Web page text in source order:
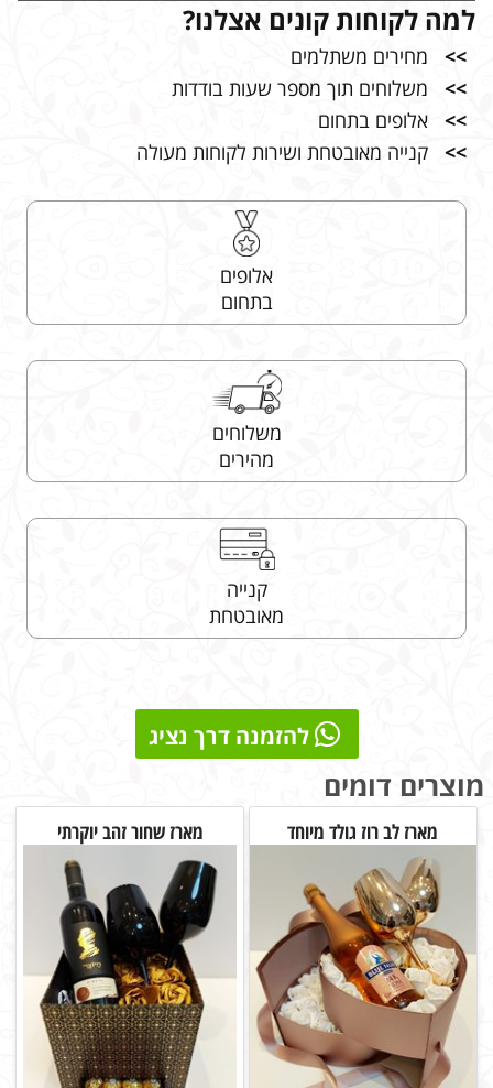
למה לקוחות קונים אצלנו?
>>
מחירים משתלמים
>>
משלוחים תוך מספר שעות בודדות
>>
אלופים בתחום
>>
קנייה מאובטחת ושירות לקוחות מעולה
אלופים
בתחום
משלוחים
מהירים
קנייה
מאובטחת
להזמנה דרך נציג
מוצרים דומים
מארז לב רוז גולד מיוחד מארז שחור זהב יוקרתי